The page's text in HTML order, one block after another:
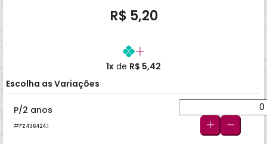
R$ 5,20
1x de R$ 5,42
Escolha as Variações
P/2 anos
FZ436424.1